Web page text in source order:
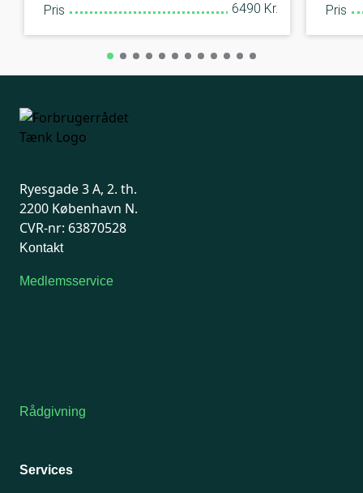
Pris 6490 Kr. Pris
Ryesgade 3 A, 2. th.
2200 København N.
CVR-nr: 63870528
Kontakt
Medlemsservice
Rådgivning
Services